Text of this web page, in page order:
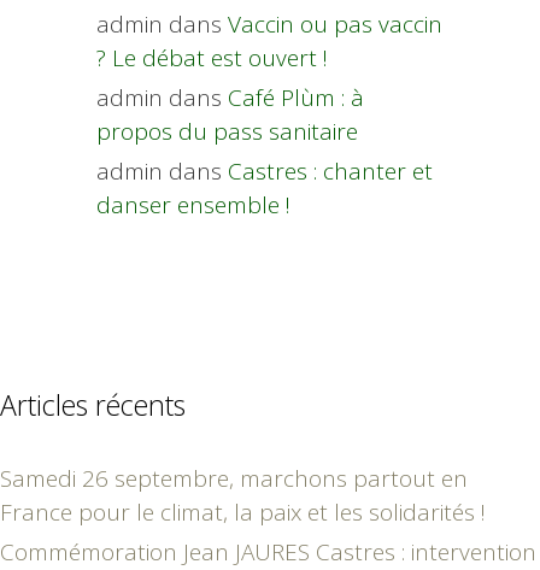
admin dans Vaccin ou pas vaccin
? Le débat est ouvert !
admin dans Café Plùm : à
propos du pass sanitaire
admin dans Castres : chanter et
danser ensemble !
Articles récents
Samedi 26 septembre, marchons partout en
France pour le climat, la paix et les solidarités !
Commémoration Jean JAURES Castres : intervention